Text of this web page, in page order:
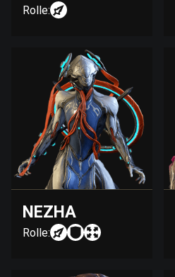
Rolle:
NEZHA
Rolle: